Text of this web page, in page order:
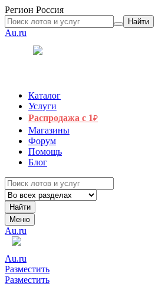
Регион Россия
Найти
Au.ru
Каталог
Услуги
Распродажа с 1₽
Магазины
Форум
Помощь
Блог
Найти
Меню
Au.ru
Au.ru
Разместить
Разместить